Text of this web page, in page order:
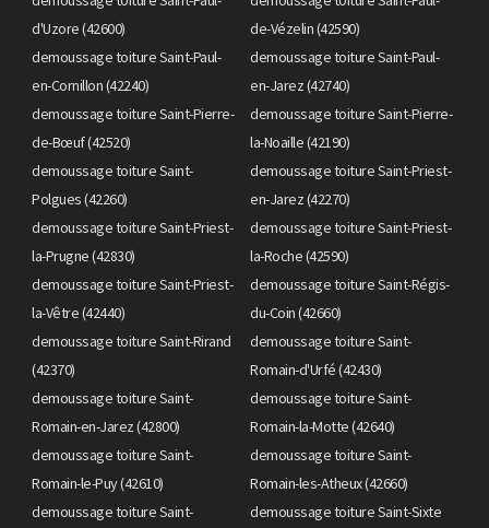
d'Uzore (42600)
de-Vézelin (42590)
demoussage toiture Saint-Paul-
en-Cornillon (42240)
demoussage toiture Saint-Paul-
en-Jarez (42740)
demoussage toiture Saint-Pierre-
de-Bœuf (42520)
demoussage toiture Saint-Pierre-
la-Noaille (42190)
demoussage toiture Saint-
Polgues (42260)
demoussage toiture Saint-Priest-
en-Jarez (42270)
demoussage toiture Saint-Priest-
la-Prugne (42830)
demoussage toiture Saint-Priest-
la-Roche (42590)
demoussage toiture Saint-Priest-
la-Vêtre (42440)
demoussage toiture Saint-Régis-
du-Coin (42660)
demoussage toiture Saint-Rirand
(42370)
demoussage toiture Saint-
Romain-d'Urfé (42430)
demoussage toiture Saint-
Romain-en-Jarez (42800)
demoussage toiture Saint-
Romain-la-Motte (42640)
demoussage toiture Saint-
Romain-le-Puy (42610)
demoussage toiture Saint-
Romain-les-Atheux (42660)
demoussage toiture Saint-
demoussage toiture Saint-Sixte